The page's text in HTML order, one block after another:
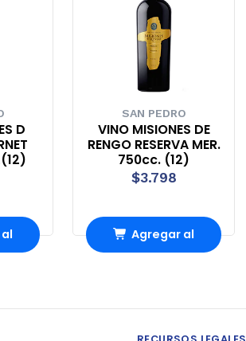
D
SAN PEDRO
VINO MISIONES DE
RENGO RESERVA MER.
750cc. (12)
$3.798
Agregar al